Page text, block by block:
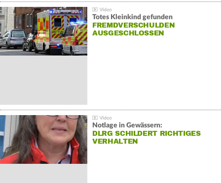
Totes Kleinkind gefunden
FREMDVERSCHULDEN
AUSGESCHLOSSEN
Notlage in Gewässern:
DLRG SCHILDERT RICHTIGES
VERHALTEN